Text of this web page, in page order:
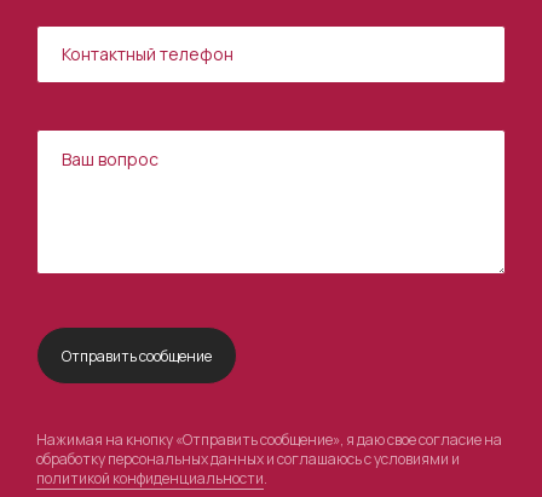
Нажимая на кнопку «Отправить сообщение», я даю свое согласие на
обработку персональных данных и соглашаюсь с условиями и
политикой конфиденциальности.